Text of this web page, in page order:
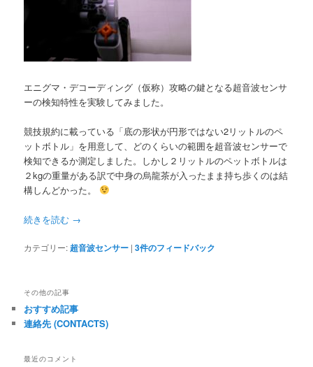
エニグマ・デコーディング（仮称）攻略の鍵となる超音波センサ
ーの検知特性を実験してみました。
競技規約に載っている「底の形状が円形ではない2リットルのペ
ットボトル」を用意して、どのくらいの範囲を超音波センサーで
検知できるか測定しました。しかし２リットルのペットボトルは
２kgの重量がある訳で中身の烏龍茶が入ったまま持ち歩くのは結
構しんどかった。
続きを読む →
カテゴリー:超音波センサー |3件のフィードバック
その他の記事
おすすめ記事
連絡先 (CONTACTS)
最近のコメント